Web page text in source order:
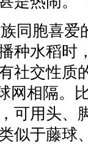
同胞喜爱
种水稻时
社交性质
网相隔。
可用头、
似于藤球